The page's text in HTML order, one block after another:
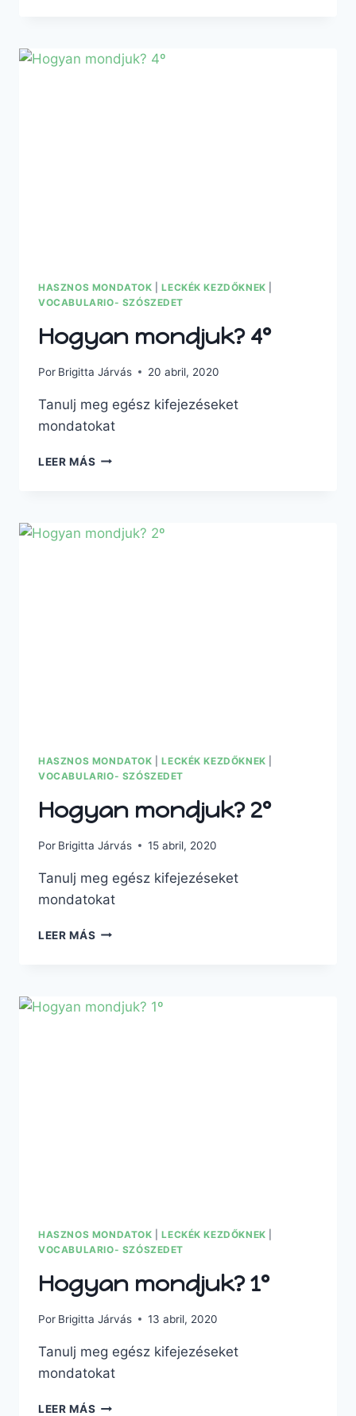
HASZNOS MONDATOK |LECKÉK KEZDŐKNEK
VOCABULARIO- SZÓSZEDET
Hogyan mondjuk? 4º
Por Brigitta Járvás 20 abril, 2020
Tanulj meg egész kifejezéseket
mondatokat
LEER MÁS
HASZNOS MONDATOK |LECKÉK KEZDŐKNEK
VOCABULARIO- SZÓSZEDET
Hogyan mondjuk? 2º
Por Brigitta Járvás 15 abril, 2020
Tanulj meg egész kifejezéseket
mondatokat
LEER MÁS
HASZNOS MONDATOK |LECKÉK KEZDŐKNEK
VOCABULARIO- SZÓSZEDET
Hogyan mondjuk? 1º
Por Brigitta Járvás 13 abril, 2020
Tanulj meg egész kifejezéseket
mondatokat
LEER MÁS